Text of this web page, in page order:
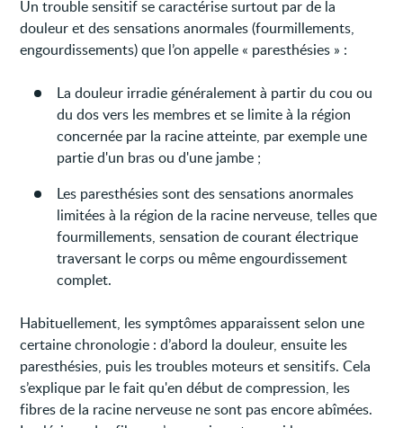
Un trouble sensitif se caractérise surtout par de la
douleur et des sensations anormales (fourmillements,
engourdissements) que l’on appelle « paresthésies » :
La douleur irradie généralement à partir du cou ou
du dos vers les membres et se limite à la région
concernée par la racine atteinte, par exemple une
partie d'un bras ou d'une jambe ;
Les paresthésies sont des sensations anormales
limitées à la région de la racine nerveuse, telles que
fourmillements, sensation de courant électrique
traversant le corps ou même engourdissement
complet.
Habituellement, les symptômes apparaissent selon une
certaine chronologie : d’abord la douleur, ensuite les
paresthésies, puis les troubles moteurs et sensitifs. Cela
s’explique par le fait qu'en début de compression, les
fibres de la racine nerveuse ne sont pas encore abîmées.